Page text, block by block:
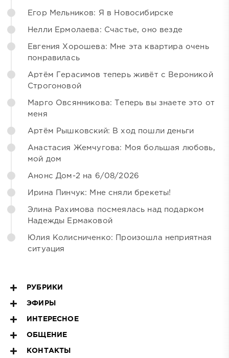
Егор Мельников: Я в Новосибирске
Нелли Ермолаева: Счастье, оно везде
Евгения Хорошева: Мне эта квартира очень
понравилась
Артём Герасимов теперь живёт с Вероникой
Строгоновой
Марго Овсянникова: Теперь вы знаете это от
меня
Артём Рышковский: В ход пошли деньги
Анастасия Жемчугова: Моя большая любовь,
мой дом
Анонс Дом-2 на 6/08/2026
Ирина Пинчук: Мне сняли брекеты!
Элина Рахимова посмеялась над подарком
Надежды Ермаковой
Юлия Колисниченко: Произошла неприятная
ситуация
РУБРИКИ
ЭФИРЫ
ИНТЕРЕСНОЕ
ОБЩЕНИЕ
КОНТАКТЫ